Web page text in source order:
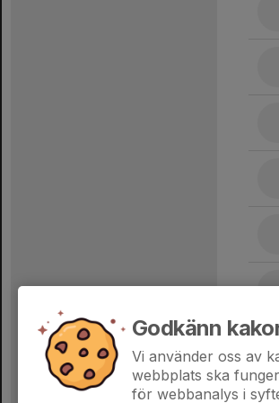
Godkänn
Vi använder oss av
webbplats ska
för webbanalys i